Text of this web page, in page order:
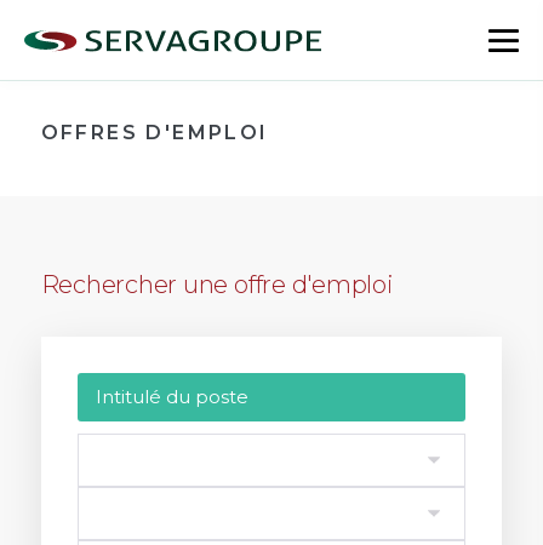
OFFRES D'EMPLOI
Rechercher une offre d'emploi